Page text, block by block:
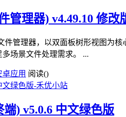
管理器) v4.49.10 修改
件管理器，以双面板树形视图为
场景文件处理需求。 ...
卓应用 阅读()
) v5.0.6 中文绿色版